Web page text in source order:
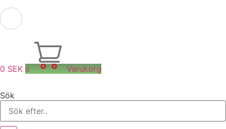
0 SEK 0 Varukorg
Sök